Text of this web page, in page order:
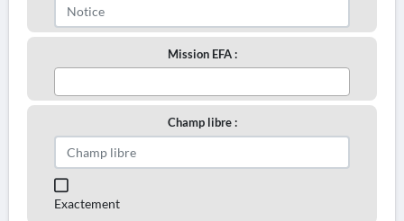
Mission EFA :
Champ libre :
Exactement